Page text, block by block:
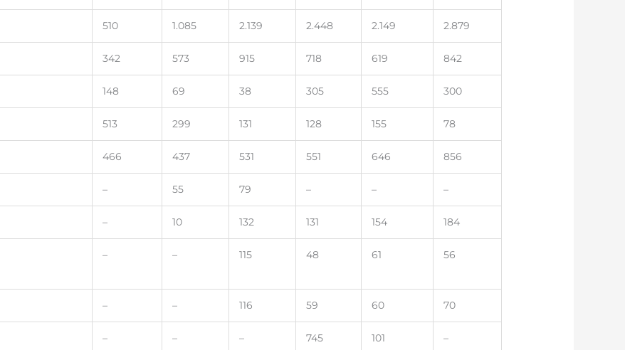
510 1.085 2.139 2.448 2.149 2.879
342 573 915 718 619 842
148 69 38 305 555 300
513 299 131 128 155 78
466 437 531 551 646 856
– 55 79 – – –
– 10 132 131 154 184
– – 115 48 61 56
– – 116 59 60 70
– – – 745 101 –